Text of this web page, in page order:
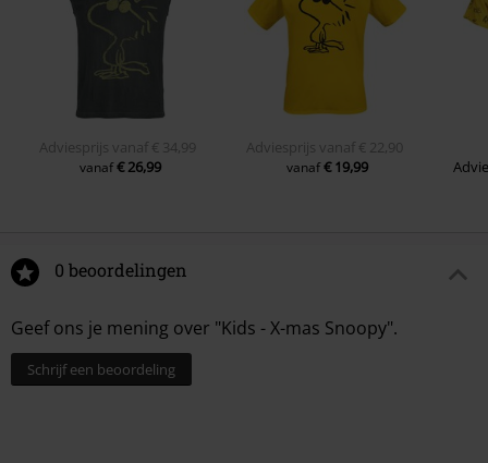
Adviesprijs vanaf € 34,99
vanaf€ 26,99
Adviesprijs vanaf € 22,90
vanaf€ 19,99
0 beoordelingen
Geef ons je mening over "Kids - X-mas Snoopy".
Schrijf een beoordeling